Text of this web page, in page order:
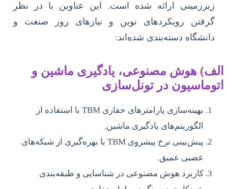
زیرزمینی ارائه شده است. این عناوین با در نظر
گرفتن رویکردهای نوین و نیازهای روز صنعت و
دانشگاه دسته‌بندی شده‌اند:
الف) هوش مصنوعی، یادگیری ماشین و
اتوماسیون در تونل‌سازی
بهینه‌سازی پارامترهای حفاری TBM با استفاده از
الگوریتم‌های یادگیری ماشین.
پیش‌بینی نرخ پیشروی TBM با بهره‌گیری از شبکه‌های
عصبی عمیق.
کاربرد هوش مصنوعی در شناسایی و طبقه‌بندی